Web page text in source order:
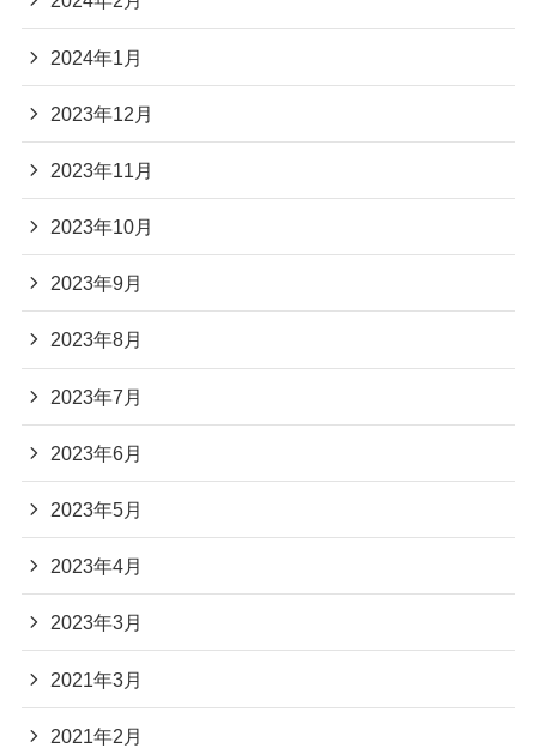
2024年1月
2023年12月
2023年11月
2023年10月
2023年9月
2023年8月
2023年7月
2023年6月
2023年5月
2023年4月
2023年3月
2021年3月
2021年2月